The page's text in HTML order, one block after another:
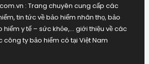
: Trang chuyên cung cấp các
tin tức về bảo hiểm nhân thọ, bảo
hiểm y tế – sức khỏe,… giới thiệu về các
công ty bảo hiểm có tại Việt Nam